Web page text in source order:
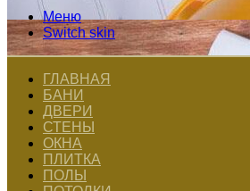
Меню
Switch skin
ГЛАВНАЯ
БАНИ
ДВЕРИ
СТЕНЫ
ОКНА
ПЛИТКА
ПОЛЫ